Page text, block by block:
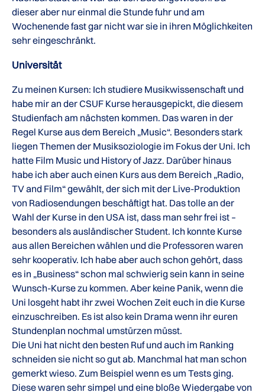
dieser aber nur einmal die Stunde fuhr und am
Wochenende fast gar nicht war sie in ihren Möglichkeiten
sehr eingeschränkt.
Universität
Zu meinen Kursen: Ich studiere Musikwissenschaft und
habe mir an der CSUF Kurse herausgepickt, die diesem
Studienfach am nächsten kommen. Das waren in der
Regel Kurse aus dem Bereich „Music“. Besonders stark
liegen Themen der Musiksoziologie im Fokus der Uni. Ich
hatte Film Music und History of Jazz. Darüber hinaus
habe ich aber auch einen Kurs aus dem Bereich „Radio,
TV and Film“ gewählt, der sich mit der Live-Produktion
von Radiosendungen beschäftigt hat. Das tolle an der
Wahl der Kurse in den USA ist, dass man sehr frei ist –
besonders als ausländischer Student. Ich konnte Kurse
aus allen Bereichen wählen und die Professoren waren
sehr kooperativ. Ich habe aber auch schon gehört, dass
es in „Business“ schon mal schwierig sein kann in seine
Wunsch-Kurse zu kommen. Aber keine Panik, wenn die
Uni losgeht habt ihr zwei Wochen Zeit euch in die Kurse
einzuschreiben. Es ist also kein Drama wenn ihr euren
Stundenplan nochmal umstürzen müsst.
Die Uni hat nicht den besten Ruf und auch im Ranking
schneiden sie nicht so gut ab. Manchmal hat man schon
gemerkt wieso. Zum Beispiel wenn es um Tests ging.
Diese waren sehr simpel und eine bloße Wiedergabe von